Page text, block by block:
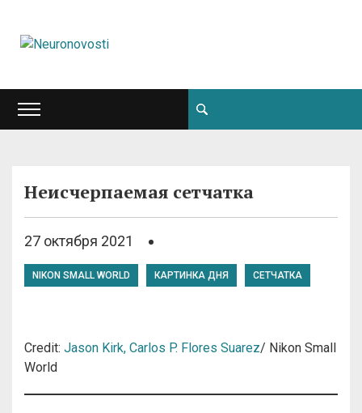
Неисчерпаемая сетчатка
27 октября 2021
NIKON SMALL WORLD КАРТИНКА ДНЯ СЕТЧАТКА
Credit: Jason Kirk, Carlos P. Flores Suarez/ Nikon Small
World